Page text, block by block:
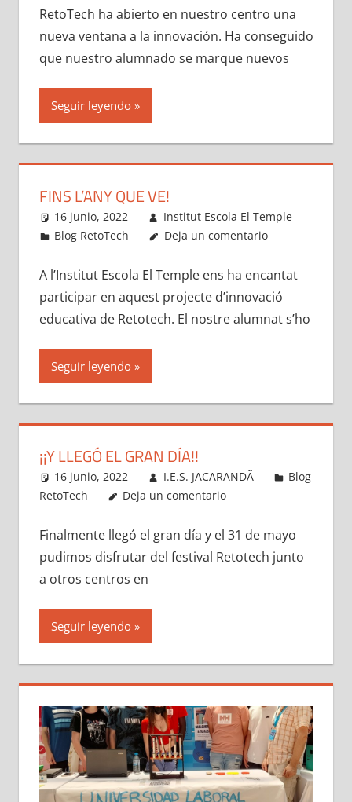
RetoTech ha abierto en nuestro centro una
nueva ventana a la innovación. Ha conseguido
que nuestro alumnado se marque nuevos
Seguir leyendo
FINS L’ANY QUE VE!
16 junio, 2022
Institut Escola El Temple
Blog RetoTech
Deja un comentario
A l’Institut Escola El Temple ens ha encantat
participar en aquest projecte d’innovació
educativa de Retotech. El nostre alumnat s’ho
Seguir leyendo
¡¡Y LLEGÓ EL GRAN DÍA!!
16 junio, 2022 I.E.S. JACARANDÃ
Blog
RetoTech
Deja un comentario
Finalmente llegó el gran día y el 31 de mayo
pudimos disfrutar del festival Retotech junto
a otros centros en
Seguir leyendo